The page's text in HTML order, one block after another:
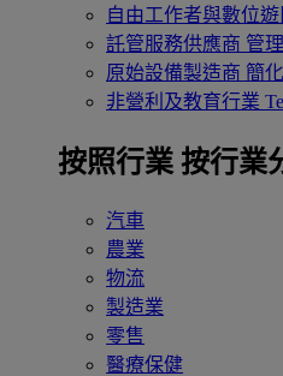
自由工作者與數位遊
託管服務供應商 管
原始設備製造商 簡
非營利及教育行業
按照行業 按行業
汽車
農業
物流
製造業
零售
醫療保健